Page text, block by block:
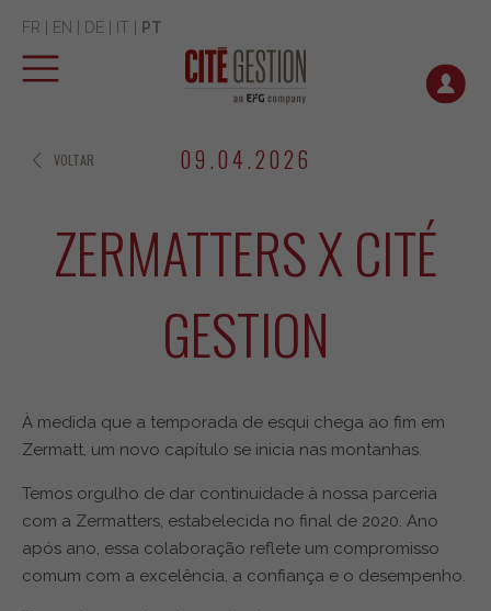
FR EN DE IT PT
09.04.2026
ZERMATTERS X CITÉ
GESTION
À medida que a temporada de esqui chega ao fim em
Zermatt, um novo capítulo se inicia nas montanhas.
Temos orgulho de dar continuidade à nossa parceria
com a Zermatters, estabelecida no final de 2020. Ano
após ano, essa colaboração reflete um compromisso
comum com a excelência, a confiança e o desempenho.
VOLTAR